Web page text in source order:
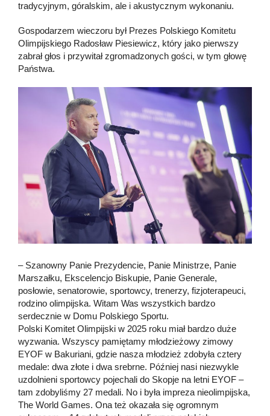
tradycyjnym, góralskim, ale i akustycznym wykonaniu.
Gospodarzem wieczoru był Prezes Polskiego Komitetu
Olimpijskiego Radosław Piesiewicz, który jako pierwszy
zabrał głos i przywitał zgromadzonych gości, w tym głowę
Państwa.
– Szanowny Panie Prezydencie, Panie Ministrze, Panie
Marszałku, Ekscelencjo Biskupie, Panie Generale,
posłowie, senatorowie, sportowcy, trenerzy, fizjoterapeuci,
rodzino olimpijska. Witam Was wszystkich bardzo
serdecznie w Domu Polskiego Sportu.
Polski Komitet Olimpijski w 2025 roku miał bardzo duże
wyzwania. Wszyscy pamiętamy młodzieżowy zimowy
EYOF w Bakuriani, gdzie nasza młodzież zdobyła cztery
medale: dwa złote i dwa srebrne. Później nasi niezwykle
uzdolnieni sportowcy pojechali do Skopje na letni EYOF –
tam zdobyliśmy 27 medali. No i była impreza nieolimpijska,
The World Games. Ona też okazała się ogromnym